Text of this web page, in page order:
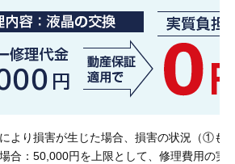
より損害が生じた場合、損害の状況（①も
合：50,000円を上限として、修理費用の実